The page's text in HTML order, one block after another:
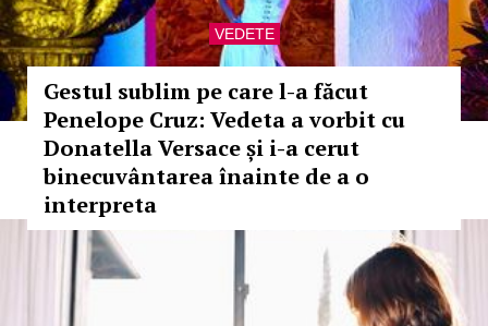
VEDETE
Gestul sublim pe care l-a făcut
Penelope Cruz: Vedeta a vorbit cu
Donatella Versace și i-a cerut
binecuvântarea înainte de a o
interpreta